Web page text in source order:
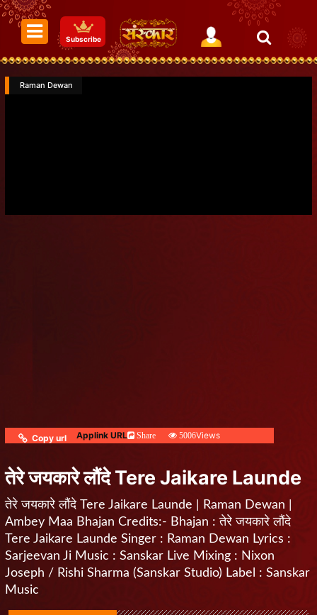
Subscribe
Raman Dewan
Copy url Applink URL Share 5006Views
तेरे जयकारे लौंदे Tere Jaikare Launde
तेरे जयकारे लौंदे Tere Jaikare Launde | Raman Dewan |
Ambey Maa Bhajan Credits:- Bhajan : तेरे जयकारे लौंदे
Tere Jaikare Launde Singer : Raman Dewan Lyrics :
Sarjeevan Ji Music : Sanskar Live Mixing : Nixon
Joseph / Rishi Sharma (Sanskar Studio) Label : Sanskar
Music